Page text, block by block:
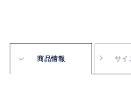
商品情報 サイ